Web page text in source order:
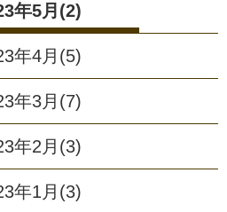
年5月(2)
年4月(5)
年3月(7)
年2月(3)
年1月(3)